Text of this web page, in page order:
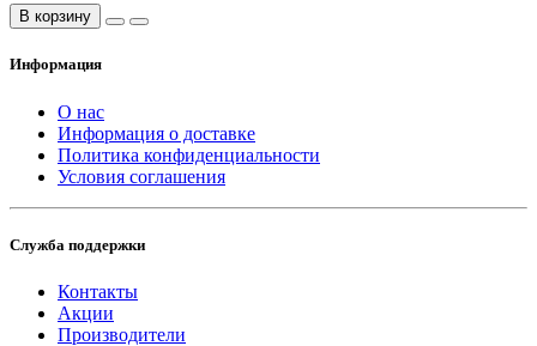
В корзину
Информация
О нас
Информация о доставке
Политика конфиденциальности
Условия соглашения
Служба поддержки
Контакты
Акции
Производители